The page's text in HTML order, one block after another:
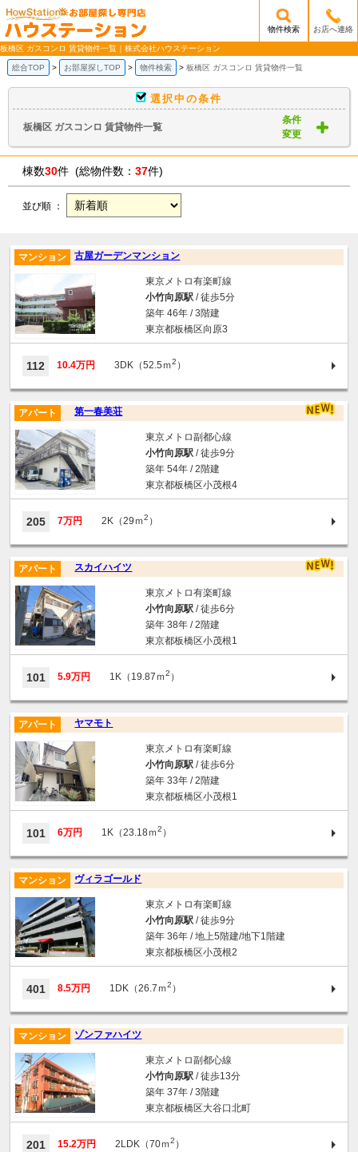
/mobile_img/head-logo.png
物件検索 お店へ連絡
板橋区 ガスコンロ 賃貸物件一覧｜株式会社ハウステーション
総合TOP お部屋探しTOP 物件検索 板橋区 ガスコンロ 賃貸物件一覧
選択中の条件
板橋区 ガスコンロ 賃貸物件一覧
条件
変更
棟数30件 (総物件数： 37件)
並び順 ：
古屋ガーデンマンション
マンション
東京メトロ有楽町線
小竹向原駅/ 徒歩5分
築年 46年 / 3階建
東京都板橋区向原3
112 10.4万円 3DK（52.5ｍ2 ）
第一春美荘
アパート
東京メトロ副都心線
小竹向原駅/ 徒歩9分
築年 54年 / 2階建
東京都板橋区小茂根4
205 7万円 2K（29ｍ2 ）
スカイハイツ
アパート
東京メトロ有楽町線
小竹向原駅/ 徒歩6分
築年 38年 / 2階建
東京都板橋区小茂根1
101 5.9万円 1K（19.87ｍ2 ）
ヤマモト
アパート
東京メトロ有楽町線
小竹向原駅/ 徒歩6分
築年 33年 / 2階建
東京都板橋区小茂根1
101 6万円 1K（23.18ｍ2 ）
ヴィラゴールド
マンション
東京メトロ有楽町線
小竹向原駅/ 徒歩9分
築年 36年 / 地上5階建/地下1階建
東京都板橋区小茂根2
401 8.5万円 1DK（26.7ｍ2 ）
ゾンファハイツ
マンション
東京メトロ副都心線
小竹向原駅/ 徒歩13分
築年 37年 / 3階建
東京都板橋区大谷口北町
201 15.2万円 2LDK（70ｍ2 ）